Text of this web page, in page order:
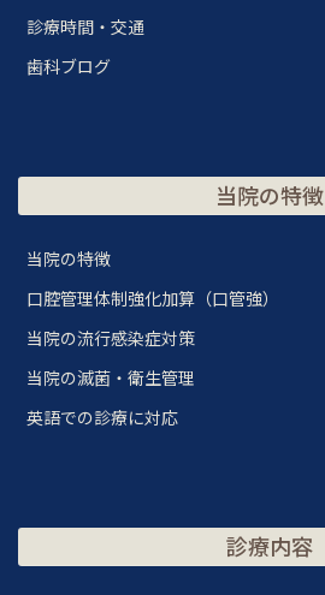
診療時間・交通
歯科ブログ
当院の特徴
当院の特徴
口腔管理体制強化加算（口管強）
当院の流行感染症対策
当院の滅菌・衛生管理
英語での診療に対応
診療内容